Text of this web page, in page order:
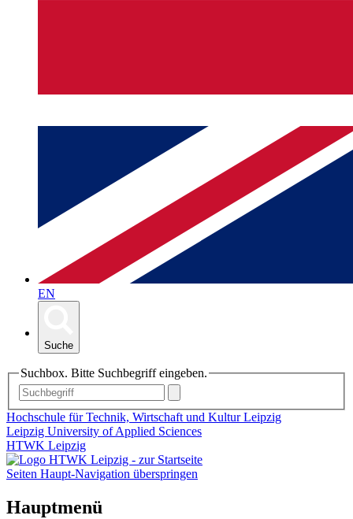
EN
Suche
Suchbox. Bitte Suchbegriff eingeben.
Hochschule für Technik, Wirtschaft und Kultur Leipzig
Leipzig University of Applied Sciences
HTWK Leipzig
Seiten Haupt-Navigation überspringen
Hauptmenü